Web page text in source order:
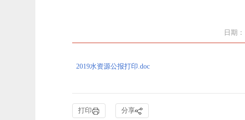
日期
2019水资源公报打印.doc
打印 分享